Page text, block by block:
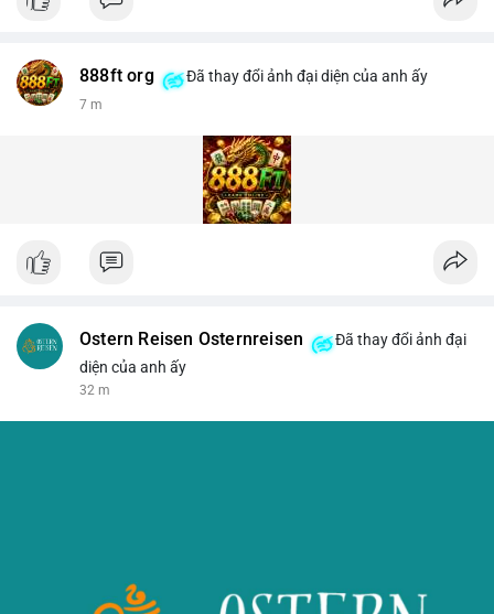
888ft org Đã thay đổi ảnh đại diện của anh ấy
7 m
Ostern Reisen Osternreisen
Đã thay đổi ảnh đại
diện của anh ấy
32 m